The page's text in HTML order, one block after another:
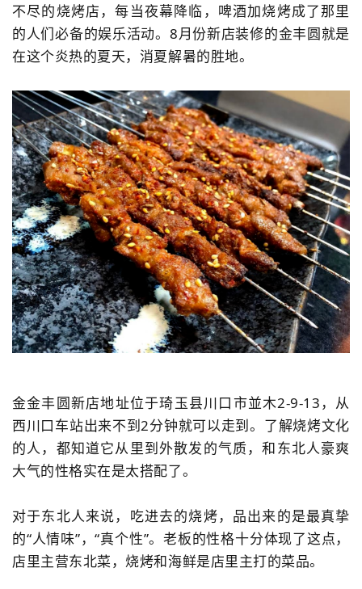
不尽的烧烤店，每当夜幕降临，啤酒加烧烤成了那里
的人们必备的娱乐活动。8月份新店装修的金丰圆就是
在这个炎热的夏天，消夏解暑的胜地。
金金丰圆新店地址位于琦玉县川口市並木2-9-13，从
西川口车站出来不到2分钟就可以走到。了解烧烤文化
的人，都知道它从里到外散发的气质，和东北人豪爽
大气的性格实在是太搭配了。
对于东北人来说，吃进去的烧烤，品出来的是最真挚
的“人情味”，“真个性”。老板的性格十分体现了这点，
店里主营东北菜，烧烤和海鲜是店里主打的菜品。